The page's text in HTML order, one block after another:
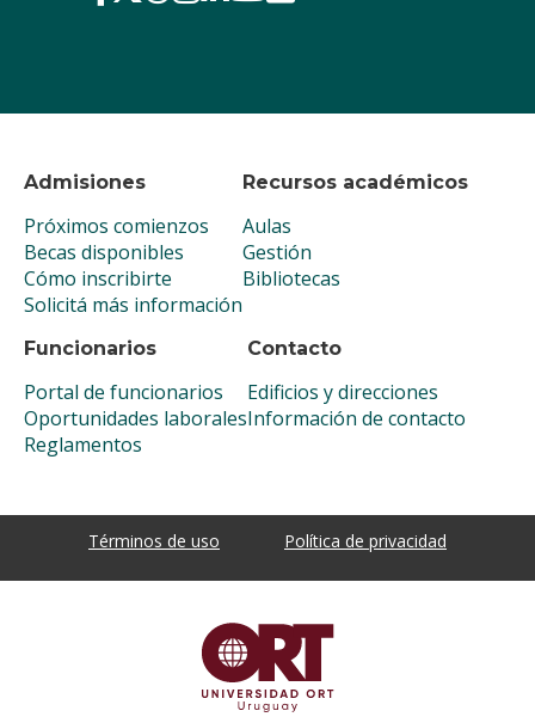
Admisiones
Próximos comienzos
Becas disponibles
Cómo inscribirte
Solicitá más información
Recursos académicos
Aulas
Gestión
Bibliotecas
Funcionarios
Portal de funcionarios
Oportunidades laborales
Reglamentos
Contacto
Edificios y direcciones
Información de contacto
Términos de uso Política de privacidad